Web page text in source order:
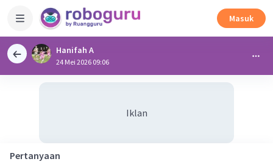
Masuk
Hanifah A
24 Mei 2026 09:06
Iklan
Pertanyaan